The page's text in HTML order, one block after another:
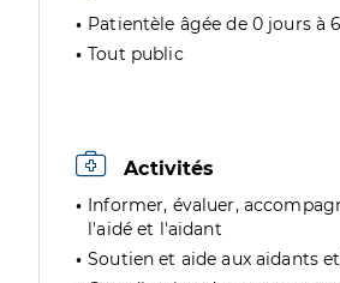
Patientèle âgée de 0 jours à
Tout public
Activités
Informer, évaluer,
l'aidé et l'aidant
Soutien et aide aux aidants